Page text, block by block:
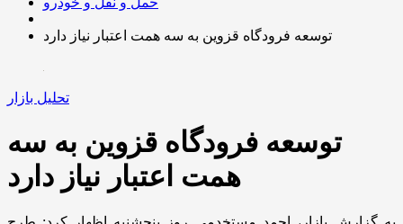
توسعه فرودگاه قزوین به سه همت اعتبار نیاز دارد
تحلیل بازار
توسعه فرودگاه قزوین به سه
همت اعتبار نیاز دارد